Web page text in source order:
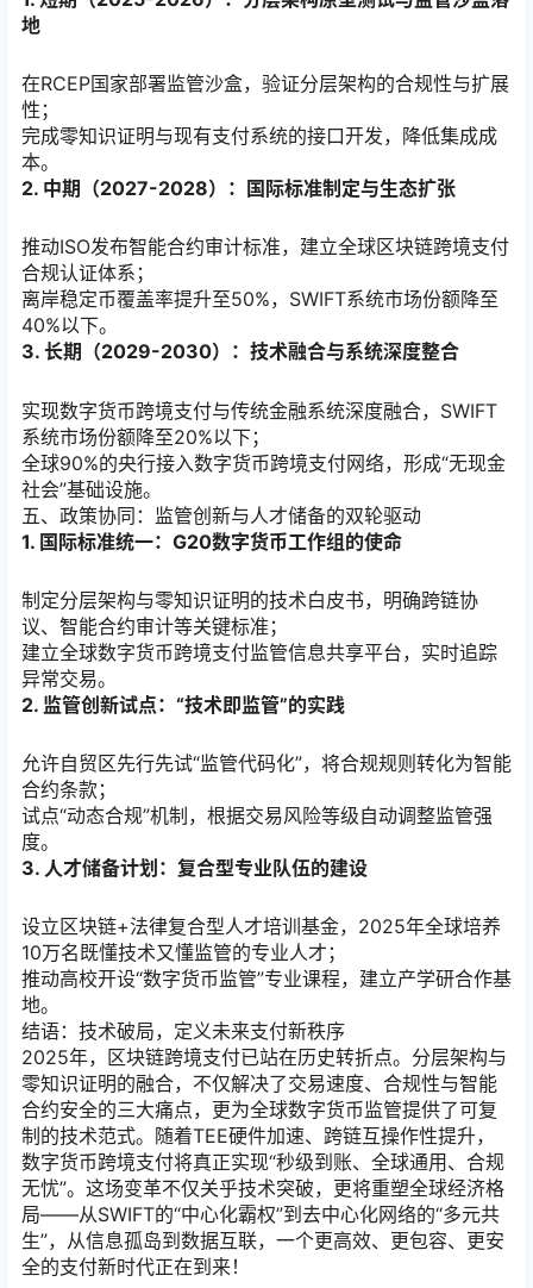
地
在RCEP国家部署监管沙盒，验证分层架构的合规性与扩展
性；
完成零知识证明与现有支付系统的接口开发，降低集成成
本。
2. 中期（2027-2028）：国际标准制定与生态扩张
推动ISO发布智能合约审计标准，建立全球区块链跨境支付
合规认证体系；
离岸稳定币覆盖率提升至50%，SWIFT系统市场份额降至
40%以下。
3. 长期（2029-2030）：技术融合与系统深度整合
实现数字货币跨境支付与传统金融系统深度融合，SWIFT
系统市场份额降至20%以下；
全球90%的央行接入数字货币跨境支付网络，形成“无现金
社会”基础设施。
五、政策协同：监管创新与人才储备的双轮驱动
1. 国际标准统一：G20数字货币工作组的使命
制定分层架构与零知识证明的技术白皮书，明确跨链协
议、智能合约审计等关键标准；
建立全球数字货币跨境支付监管信息共享平台，实时追踪
异常交易。
2. 监管创新试点：“技术即监管”的实践
允许自贸区先行先试“监管代码化”，将合规规则转化为智能
合约条款；
试点“动态合规”机制，根据交易风险等级自动调整监管强
度。
3. 人才储备计划：复合型专业队伍的建设
设立区块链+法律复合型人才培训基金，2025年全球培养
10万名既懂技术又懂监管的专业人才；
推动高校开设“数字货币监管”专业课程，建立产学研合作基
地。
结语：技术破局，定义未来支付新秩序
2025年，区块链跨境支付已站在历史转折点。分层架构与
零知识证明的融合，不仅解决了交易速度、合规性与智能
合约安全的三大痛点，更为全球数字货币监管提供了可复
制的技术范式。随着TEE硬件加速、跨链互操作性提升，
数字货币跨境支付将真正实现“秒级到账、全球通用、合规
无忧”。这场变革不仅关乎技术突破，更将重塑全球经济格
局——从SWIFT的“中心化霸权”到去中心化网络的“多元共
生”，从信息孤岛到数据互联，一个更高效、更包容、更安
全的支付新时代正在到来！